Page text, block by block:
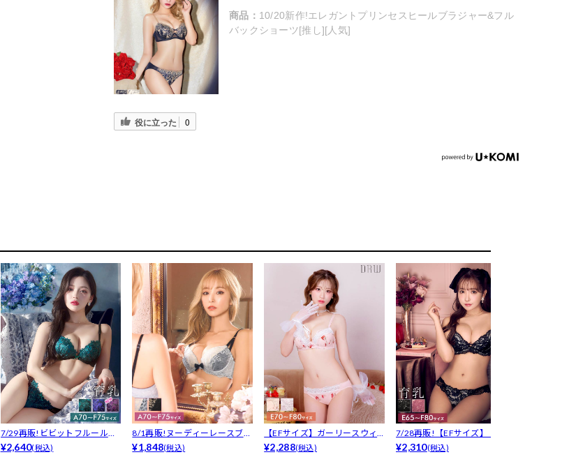
商品： 10/20新作!エレガントプリンセスヒールブラジャー&フル
バックショーツ[推し][人気]
役に立った 0
7/29再販!ビビットフルールエ
ンブロ...
¥2,640(税込)
8/1再販!ヌーディーレースブラ
ジャー...
¥1,848(税込)
【EFサイズ】ガーリースウィ
ートチェリ...
¥2,288(税込)
7/28再販!【EFサイズ】【三上
悠亜...
¥2,310(税込)